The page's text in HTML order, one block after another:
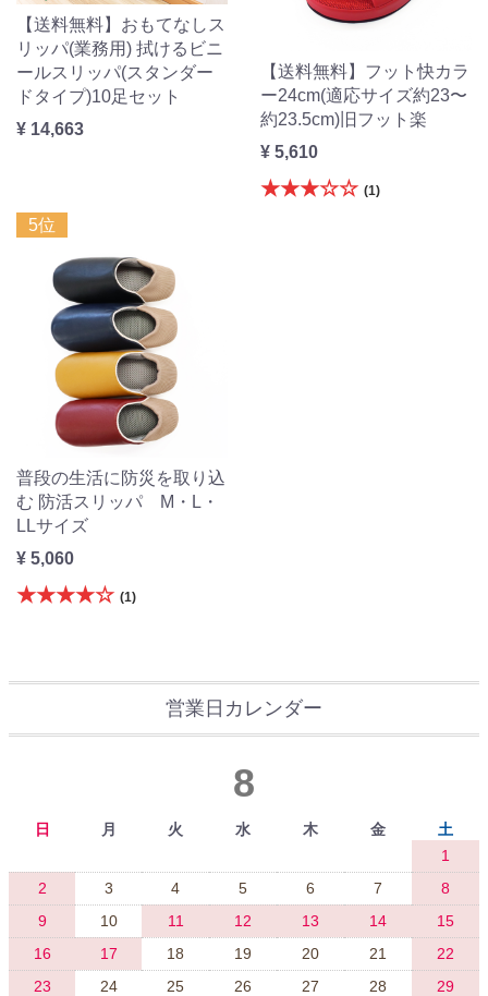
【送料無料】おもてなしス
リッパ(業務用) 拭けるビニ
ールスリッパ(スタンダー
ドタイプ)10足セット
¥ 14,663
【送料無料】フット快カラ
ー24cm(適応サイズ約23〜
約23.5cm)旧フット楽
¥ 5,610
★★★☆☆ (1)
5位
普段の生活に防災を取り込
む 防活スリッパ M・L・
LLサイズ
¥ 5,060
★★★★☆ (1)
営業日カレンダー
8
日 月 火 水 木 金
土
1
2
3 4 5 6 7
8
9
10 11 12 13 14
15
16
17 18 19 20 21
22
23
24 25 26 27 28
29